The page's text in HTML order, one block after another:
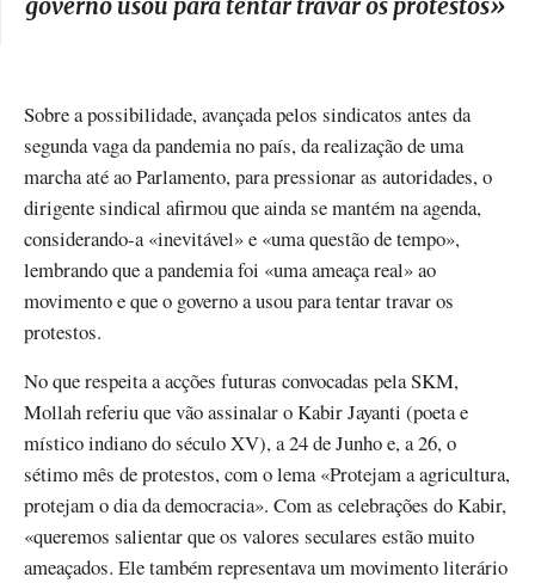
governo usou para tentar travar os protestos»
Sobre a possibilidade, avançada pelos sindicatos antes da
segunda vaga da pandemia no país, da realização de uma
marcha até ao Parlamento, para pressionar as autoridades, o
dirigente sindical afirmou que ainda se mantém na agenda,
considerando-a «inevitável» e «uma questão de tempo»,
lembrando que a pandemia foi «uma ameaça real» ao
movimento e que o governo a usou para tentar travar os
protestos.
No que respeita a acções futuras convocadas pela SKM,
Mollah referiu que vão assinalar o Kabir Jayanti (poeta e
místico indiano do século XV), a 24 de Junho e, a 26, o
sétimo mês de protestos, com o lema «Protejam a agricultura,
protejam o dia da democracia». Com as celebrações do Kabir,
«queremos salientar que os valores seculares estão muito
ameaçados. Ele também representava um movimento literário